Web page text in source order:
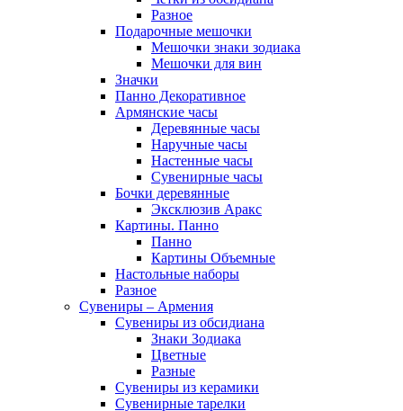
Разное
Подарочные мешочки
Мешочки знаки зодиака
Мешочки для вин
Значки
Панно Декоративное
Армянские часы
Деревянные часы
Наручные часы
Настенные часы
Сувенирные часы
Бочки деревянные
Эксклюзив Аракс
Картины. Панно
Панно
Картины Объемные
Настольные наборы
Разное
Сувениры – Армения
Сувениры из обсидиана
Знаки Зодиака
Цветные
Разные
Сувениры из керамики
Сувенирные тарелки